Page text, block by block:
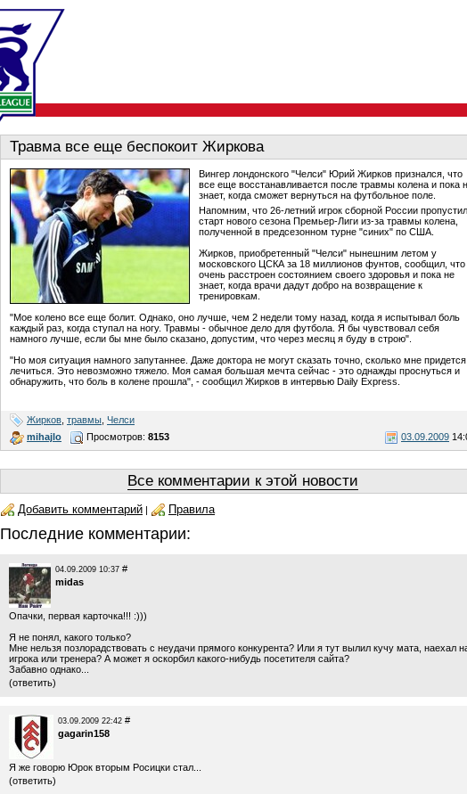
Травма все еще беспокоит Жиркова
Вингер лондонского "Челси" Юрий Жирков признался, что
все еще восстанавливается после травмы колена и пока
знает, когда сможет вернуться на футбольное поле.
Напомним, что 26-летний игрок сборной России пропустил
старт нового сезона Премьер-Лиги из-за травмы колена,
полученной в предсезонном турне "синих" по США.
Жирков, приобретенный "Челси" нынешним летом у
московского ЦСКА за 18 миллионов фунтов, сообщил, что
очень расстроен состоянием своего здоровья и пока не
знает, когда врачи дадут добро на возвращение к
тренировкам.
"Мое колено все еще болит. Однако, оно лучше, чем 2 недели тому назад, когда я испытывал боль
каждый раз, когда ступал на ногу. Травмы - обычное дело для футбола. Я бы чувствовал себя
намного лучше, если бы мне было сказано, допустим, что через месяц я буду в строю".
"Но моя ситуация намного запутаннее. Даже доктора не могут сказать точно, сколько мне придется
лечиться. Это невозможно тяжело. Моя самая большая мечта сейчас - это однажды проснуться и
обнаружить, что боль в колене прошла", - сообщил Жирков в интервью Daily Express.
Жирков травмы Челси
mihajlo
03.09.2009
Просмотров: 8153
Все комментарии к этой новости
Добавить комментарий | Правила
Последние комментарии:
04.09.2009 10:37 #
midas
Опачки, первая карточка!!! :)))
Я не понял, какого только?
Мне нельзя позлорадствовать с неудачи прямого конкурента? Или я тут вылил кучу мата, наехал
игрока или тренера? А может я оскорбил какого-нибудь посетителя сайта?
Забавно однако...
(ответить)
03.09.2009 22:42 #
gagarin158
Я же говорю Юрок вторым Росицки стал...
(ответить)